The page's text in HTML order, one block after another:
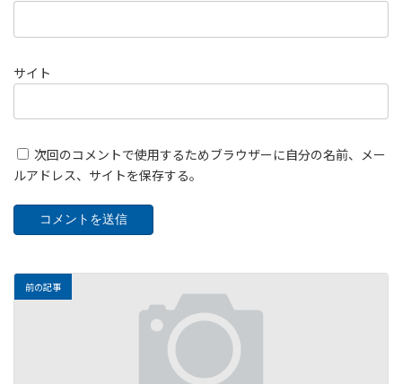
サイト
次回のコメントで使用するためブラウザーに自分の名前、メー
ルアドレス、サイトを保存する。
前の記事